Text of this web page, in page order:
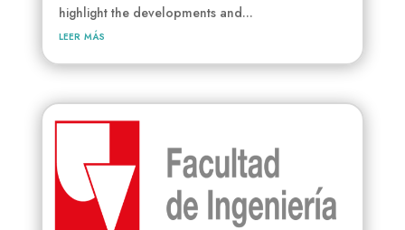
highlight the developments and...
leer más